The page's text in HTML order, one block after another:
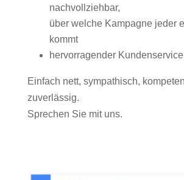
nachvollziehbar,
über welche Kampagne jeder
kommt
hervorragender Kundenservice
Einfach nett, sympathisch,
zuverlässig.
Sprechen Sie mit uns.